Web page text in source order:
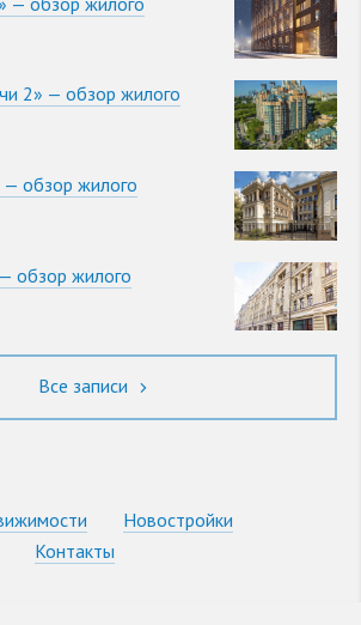
2» — обзор жилого
обзор жилого
обзор жилого
Все записи
Новостройки
Контакты